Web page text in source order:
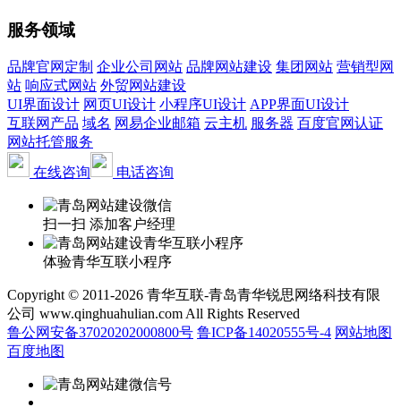
服务领域
品牌官网定制 企业公司网站 品牌网站建设 集团网站 营销型网
站 响应式网站 外贸网站建设
UI界面设计 网页UI设计 小程序UI设计 APP界面UI设计
互联网产品 域名 网易企业邮箱 云主机 服务器 百度官网认证
网站托管服务
在线咨询
电话咨询
扫一扫 添加客户经理
体验青华互联小程序
Copyright © 2011-2026 青华互联-青岛青华锐思网络科技有限
公司 www.qinghuahulian.com All Rights Reserved
鲁公网安备37020202000800号 鲁ICP备14020555号-4 网站地图
百度地图